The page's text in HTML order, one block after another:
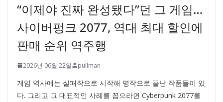
“이제야 진짜 완성됐다”던 그 게임…
사이버펑크 2077, 역대 최대 할인에
판매 순위 역주행
2026년 06월 22일 pullman
게임 역사에는 실패작으로 시작해 명작으로 끝난 작품들이 있
다. 그리고 그 대표적인 사례를 꼽으라면 Cyberpunk 2077를